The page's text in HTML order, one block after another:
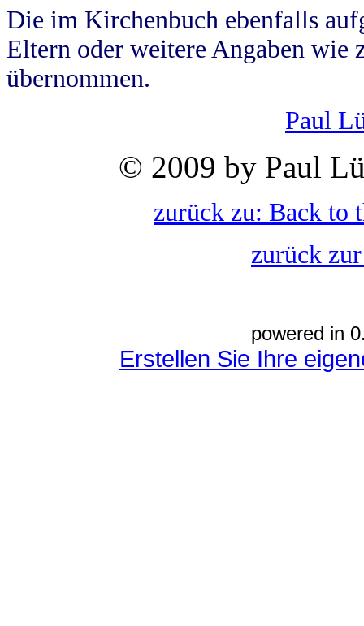
Die im Kirchenbuch ebenfalls
Eltern oder weitere Angaben wie
übernommen.
Paul
© 2009 by Paul
zurück zu: Back to
zurück
powered in
Erstellen Sie Ihre